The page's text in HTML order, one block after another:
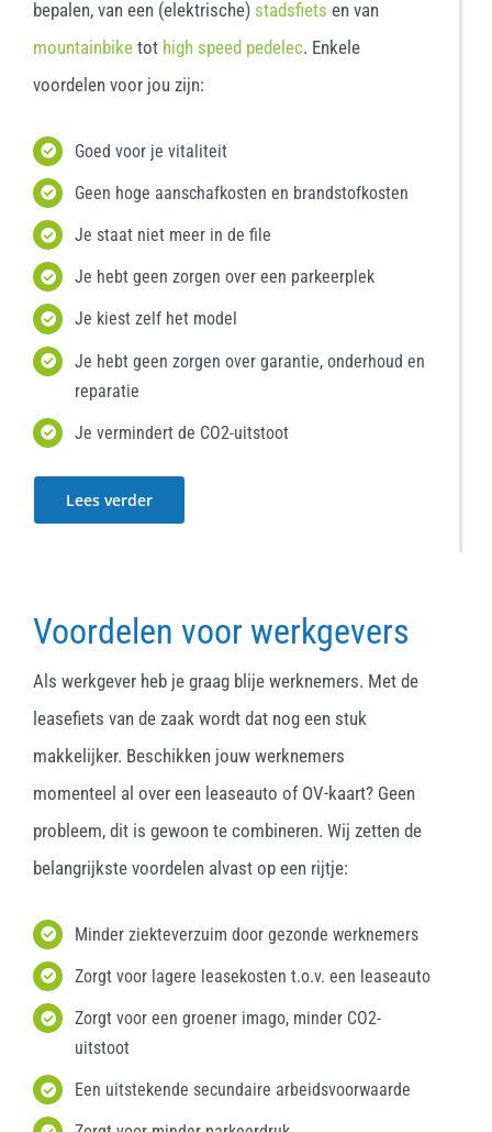
bepalen, van een (elektrische) stadsfiets en van
mountainbiketot high speed pedelec. Enkele
voordelen voor jou zijn:
Goed voor je vitaliteit
Geen hoge aanschafkosten en brandstofkosten
Je staat niet meer in de file
Je hebt geen zorgen over een parkeerplek
Je kiest zelf het model
Je hebt geen zorgen over garantie, onderhoud en
reparatie
Je vermindert de CO2-uitstoot
Lees verder
Voordelen voor werkgevers
Als werkgever heb je graag blije werknemers. Met de
leasefiets van de zaak wordt dat nog een stuk
makkelijker. Beschikken jouw werknemers
momenteel al over een leaseauto of OV-kaart? Geen
probleem, dit is gewoon te combineren. Wij zetten de
belangrijkste voordelen alvast op een rijtje:
Minder ziekteverzuim door gezonde werknemers
Zorgt voor lagere leasekosten t.o.v. een leaseauto
Zorgt voor een groener imago, minder CO2-
uitstoot
Een uitstekende secundaire arbeidsvoorwaarde